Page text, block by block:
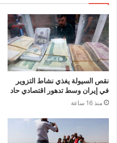
نقص السيولة يغذي نشاط التزوير
في إيران وسط تدهور اقتصادي حاد
منذ 16 ساعة